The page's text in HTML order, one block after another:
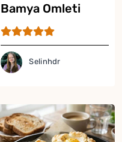
Bamya Omleti
Tarifi
Selinhdr